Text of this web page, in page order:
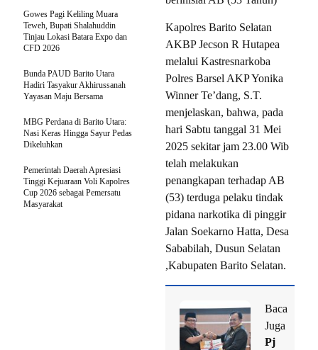
Kapolres Barito Selatan
AKBP Jecson R Hutapea
melalui Kastresnarkoba
Polres Barsel AKP Yonika
Winner Te’dang, S.T.
menjelaskan, bahwa, pada
hari Sabtu tanggal 31 Mei
2025 sekitar jam 23.00 Wib
telah melakukan
penangkapan terhadap AB
(53) terduga pelaku tindak
pidana narkotika di pinggir
Jalan Soekarno Hatta, Desa
Sababilah, Dusun Selatan
,Kabupaten Barito Selatan.
Baca
Juga
Pj
Gowes Pagi Keliling Muara
Teweh, Bupati Shalahuddin
Tinjau Lokasi Batara Expo dan
CFD 2026
Bunda PAUD Barito Utara
Hadiri Tasyakur Akhirussanah
Yayasan Maju Bersama
MBG Perdana di Barito Utara:
Nasi Keras Hingga Sayur Pedas
Dikeluhkan
Pemerintah Daerah Apresiasi
Tinggi Kejuaraan Voli Kapolres
Cup 2026 sebagai Pemersatu
Masyarakat